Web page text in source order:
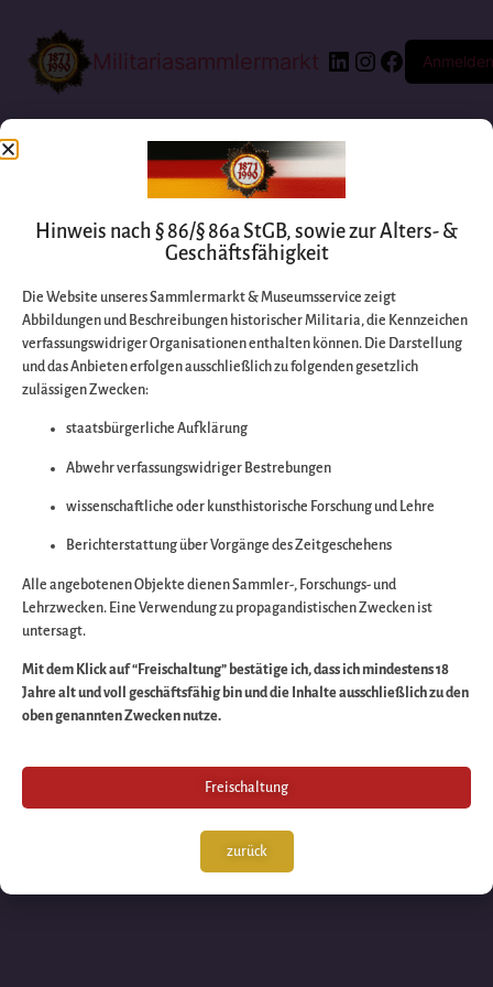
Militariasammlermarkt Anmelden
Entschuldigen Sie
bitte die
Wir arbeiten an
großartigen Sache
schauen Sie bald
wieder vorbei!
Hinweis nach § 86/§ 86a StGB, sowie zur Alters- &
Geschäftsfähigkeit
Die Website unseres Sammlermarkt & Museumsservice zeigt
Abbildungen und Beschreibungen historischer Militaria, die Kennzeichen
verfassungswidriger Organisationen enthalten können. Die Darstellung
und das Anbieten erfolgen ausschließlich zu folgenden gesetzlich
zulässigen Zwecken:
staatsbürgerliche Aufklärung
Abwehr verfassungswidriger Bestrebungen
wissenschaftliche oder kunsthistorische Forschung und Lehre
Berichterstattung über Vorgänge des Zeitgeschehens
Alle angebotenen Objekte dienen Sammler-, Forschungs- und
Lehrzwecken. Eine Verwendung zu propagandistischen Zwecken ist
untersagt.
Mit dem Klick auf “Freischaltung” bestätige ich, dass ich mindestens 18
Jahre alt und voll geschäftsfähig bin und die Inhalte ausschließlich zu den
oben genannten Zwecken nutze.
Freischaltung
zurück